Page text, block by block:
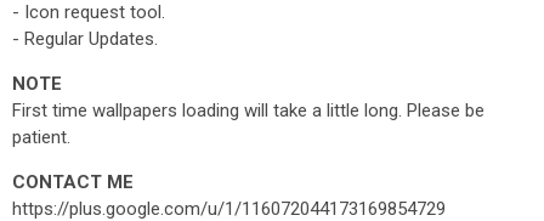
- Icon request tool.
- Regular Updates.
NOTE
First time wallpapers loading will take a little long. Please be
patient.
CONTACT ME
https://plus.google.com/u/1/116072044173169854729